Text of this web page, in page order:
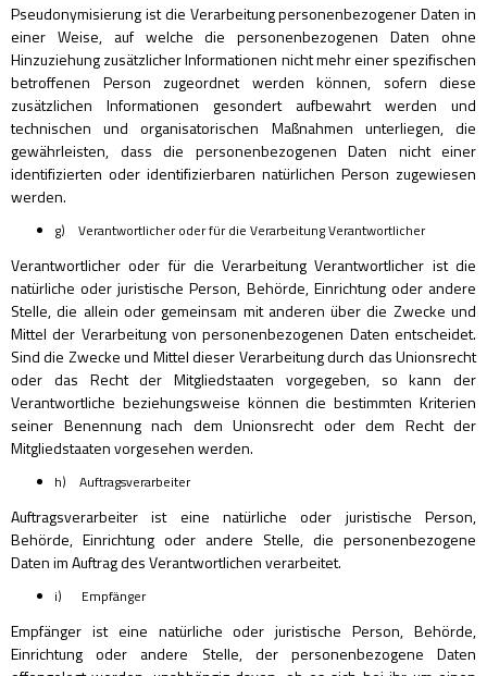
Pseudonymisierung ist die Verarbeitung personenbezogener Daten in
einer Weise, auf welche die personenbezogenen Daten ohne
Hinzuziehung zusätzlicher Informationen nicht mehr einer spezifischen
betroffenen Person zugeordnet werden können, sofern diese
zusätzlichen Informationen gesondert aufbewahrt werden und
technischen und organisatorischen Maßnahmen unterliegen, die
gewährleisten, dass die personenbezogenen Daten nicht einer
identifizierten oder identifizierbaren natürlichen Person zugewiesen
werden.
g) Verantwortlicher oder für die Verarbeitung Verantwortlicher
Verantwortlicher oder für die Verarbeitung Verantwortlicher ist die
natürliche oder juristische Person, Behörde, Einrichtung oder andere
Stelle, die allein oder gemeinsam mit anderen über die Zwecke und
Mittel der Verarbeitung von personenbezogenen Daten entscheidet.
Sind die Zwecke und Mittel dieser Verarbeitung durch das Unionsrecht
oder das Recht der Mitgliedstaaten vorgegeben, so kann der
Verantwortliche beziehungsweise können die bestimmten Kriterien
seiner Benennung nach dem Unionsrecht oder dem Recht der
Mitgliedstaaten vorgesehen werden.
h) Auftragsverarbeiter
Auftragsverarbeiter ist eine natürliche oder juristische Person,
Behörde, Einrichtung oder andere Stelle, die personenbezogene
Daten im Auftrag des Verantwortlichen verarbeitet.
i) Empfänger
Empfänger ist eine natürliche oder juristische Person, Behörde,
Einrichtung oder andere Stelle, der personenbezogene Daten